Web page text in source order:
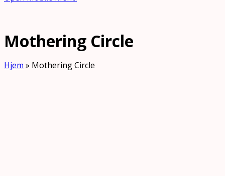
Mothering Circle
Hjem » Mothering Circle